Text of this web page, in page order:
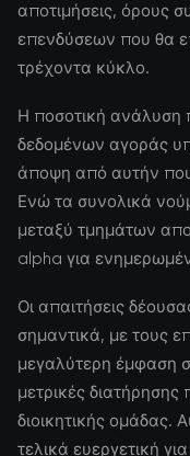
αποτιμήσεις, όρους
επενδύσεων που θα
τρέχοντα κύκλο.
Η ποσοτική
δεδομένων αγοράς
άποψη από αυτήν που
Ενώ τα συνολικά
μεταξύ τμημάτων
alpha για
Οι απαιτήσεις
σημαντικά, με τους
μεγαλύτερη έμφαση
μετρικές διατήρησης
διοικητικής ομάδας.
τελικά ευεργετική